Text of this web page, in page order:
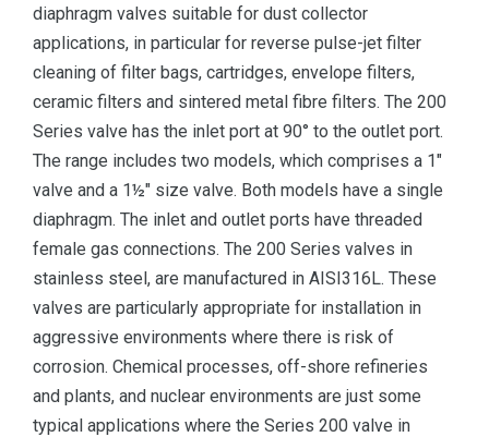
diaphragm valves suitable for dust collector
applications, in particular for reverse pulse-jet filter
cleaning of filter bags, cartridges, envelope filters,
ceramic filters and sintered metal fibre filters. The 200
Series valve has the inlet port at 90° to the outlet port.
The range includes two models, which comprises a 1″
valve and a 1½″ size valve. Both models have a single
diaphragm. The inlet and outlet ports have threaded
female gas connections. The 200 Series valves in
stainless steel, are manufactured in AISI316L. These
valves are particularly appropriate for installation in
aggressive environments where there is risk of
corrosion. Chemical processes, off-shore refineries
and plants, and nuclear environments are just some
typical applications where the Series 200 valve in